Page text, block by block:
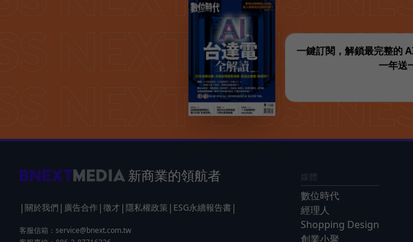
一鍵訂閱，解鎖最完整的
一年送
新商業的領航者
| 關於我們 | 廣告合作 | 徵才 | 隱私權政策 | ESG永續報告書 |
客服信箱： service@bnext.com.tw
媒體
數位時代
經理人
Shopping Design
創業小聚